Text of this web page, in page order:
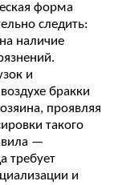
форма
следить:
наличие
и
бракки
проявляя
такого
—
требует
и